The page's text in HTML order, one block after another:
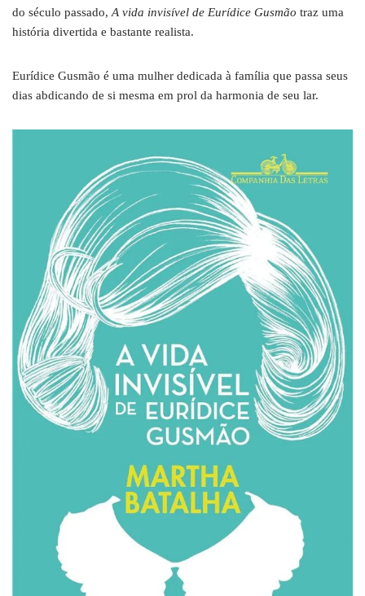
do século passado, A vida invisível de Eurídice Gusmão traz uma
história divertida e bastante realista.
Eurídice Gusmão é uma mulher dedicada à família que passa seus
dias abdicando de si mesma em prol da harmonia de seu lar.